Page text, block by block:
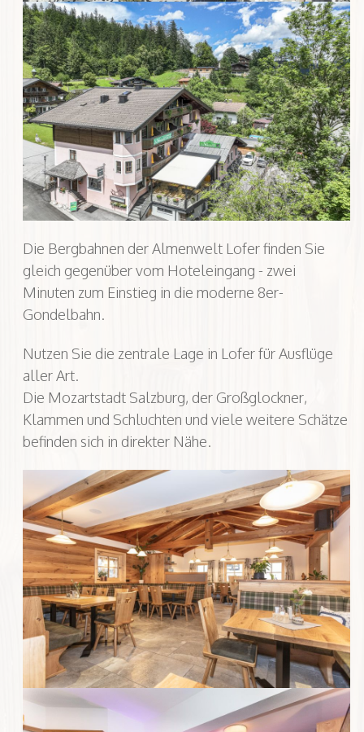
Die Bergbahnen der Almenwelt Lofer finden Sie
gleich gegenüber vom Hoteleingang - zwei
Minuten zum Einstieg in die moderne 8er-
Gondelbahn.
Nutzen Sie die zentrale Lage in Lofer für Ausflüge
aller Art.
Die Mozartstadt Salzburg, der Großglockner,
Klammen und Schluchten und viele weitere Schätze
befinden sich in direkter Nähe.